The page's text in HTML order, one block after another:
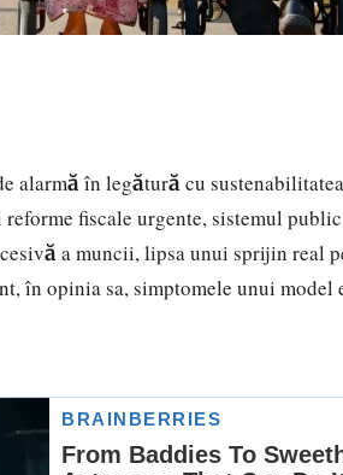
alarmă în legătură cu
fiscale urgente, sistemul
a muncii, lipsa unui sprijin real
în opinia sa, simptomele unui model